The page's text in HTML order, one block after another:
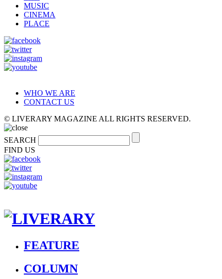
MUSIC
CINEMA
PLACE
WHO WE ARE
CONTACT US
© LIVERARY MAGAZINE ALL RIGHTS RESERVED.
SEARCH
FIND US
FEATURE
COLUMN